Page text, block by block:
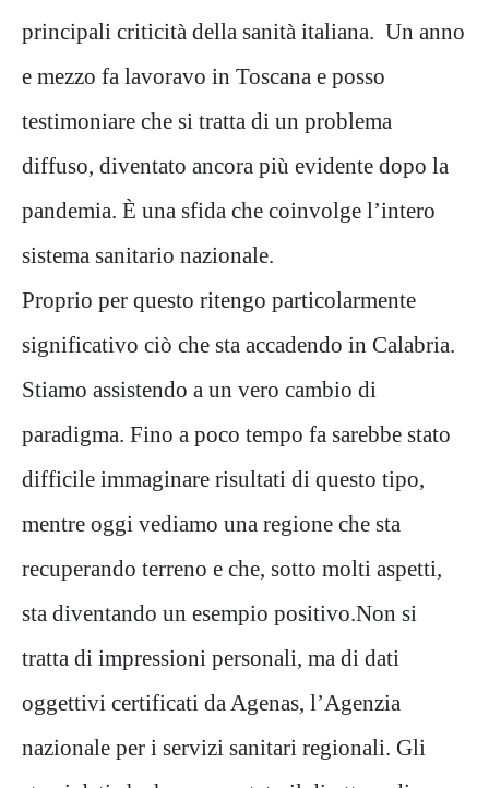
principali criticità della sanità italiana. Un anno
e mezzo fa lavoravo in Toscana e posso
testimoniare che si tratta di un problema
diffuso, diventato ancora più evidente dopo la
pandemia. È una sfida che coinvolge l’intero
sistema sanitario nazionale.
Proprio per questo ritengo particolarmente
significativo ciò che sta accadendo in Calabria.
Stiamo assistendo a un vero cambio di
paradigma. Fino a poco tempo fa sarebbe stato
difficile immaginare risultati di questo tipo,
mentre oggi vediamo una regione che sta
recuperando terreno e che, sotto molti aspetti,
sta diventando un esempio positivo.Non si
tratta di impressioni personali, ma di dati
oggettivi certificati da Agenas, l’Agenzia
nazionale per i servizi sanitari regionali. Gli